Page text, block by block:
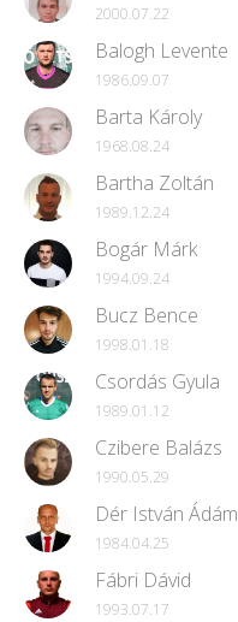
2000.07.22
Balogh Levente
1986.09.07
Barta Károly
1968.08.24
Bartha Zoltán
1989.12.24
Bogár Márk
1994.09.24
Bucz Bence
1998.01.18
Csordás Gyula
1989.01.12
Czibere Balázs
1990.05.29
Dér István Ádám
1984.04.25
Fábri Dávid
1993.07.17